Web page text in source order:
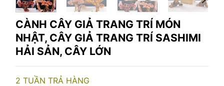
CÀNH CÂY GIẢ TRANG TRÍ MÓN
NHẬT, CÂY GIẢ TRANG TRÍ SASHIMI
HẢI SẢN, CÂY LỚN
2 TUẦN TRẢ HÀNG